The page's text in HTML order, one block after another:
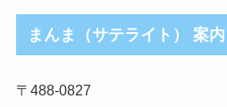
まんま（サテライト） 案内
〒488-0827